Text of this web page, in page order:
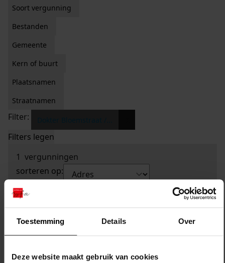
Toestemming Details Over
Deze website maakt gebruik van cookies
Soort vergunning
Bestanden
Gemeente
Kern of buurt
Plaatsnamen
Straatnamen
Filter:
Filters legen
1 vergunningen
sorteren op: